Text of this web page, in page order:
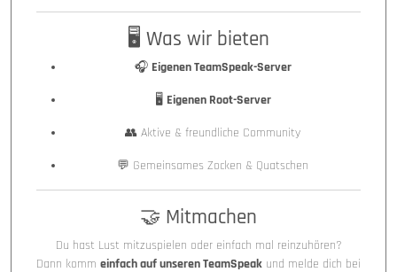
🖥️ Was wir bieten
🎧 Eigenen TeamSpeak-Server
🖥️ Eigenen Root-Server
👥 Aktive & freundliche Community
💬 Gemeinsames Zocken & Quatschen
🤝 Mitmachen
Du hast Lust mitzuspielen oder einfach mal reinzuhören?
Dann komm einfach auf unseren TeamSpeak und melde dich bei